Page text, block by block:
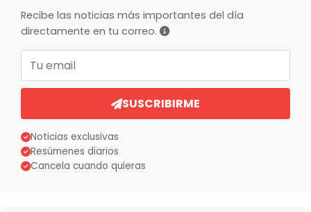
Recibe las noticias más importantes del día
directamente en tu correo.
Correo electrónico
SUSCRIBIRME
Noticias exclusivas
Resúmenes diarios
Cancela cuando quieras